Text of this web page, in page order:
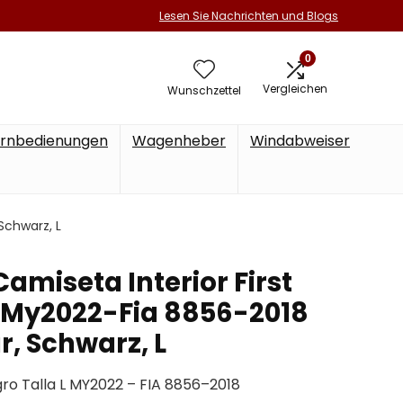
Lesen Sie Nachrichten und Blogs
Wunschzettel
0
Vergleichen
Wagenheber Windabweiser
L
Interior First
Fia 8856-2018
Schwarz, L
Talla L MY2022 – FIA 8856–2018